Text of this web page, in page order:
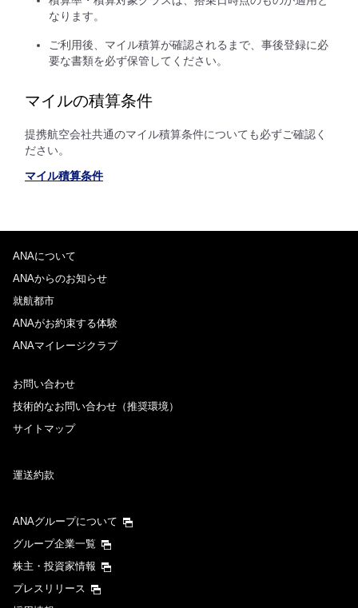
なります。
ご利用後、マイル積算が確認されるまで、事後登録に必
要な書類を必ず保管してください。
マイルの積算条件
提携航空会社共通のマイル積算条件についても必ずご確認く
ださい。
マイル積算条件
ANAについて
ANAからのお知らせ
就航都市
ANAがお約束する体験
ANAマイレージクラブ
お問い合わせ
技術的なお問い合わせ（推奨環境）
サイトマップ
運送約款
ANAグループについて
グループ企業一覧
株主・投資家情報
プレスリリース